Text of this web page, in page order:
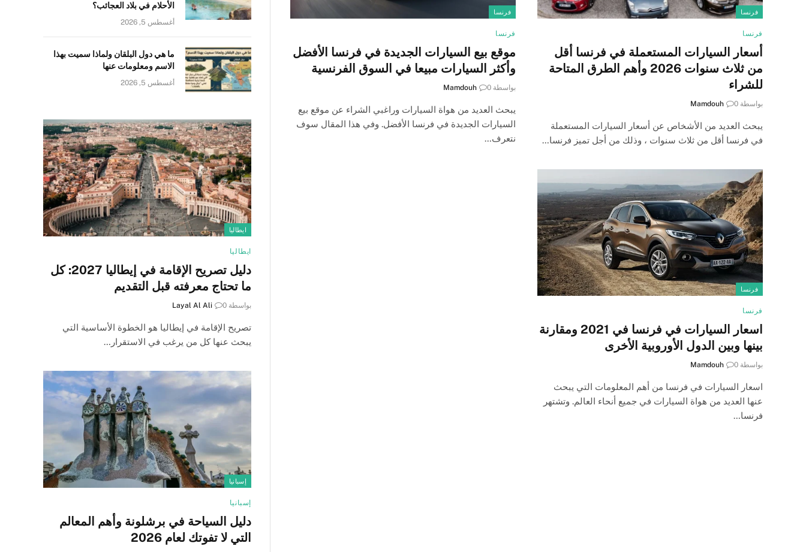
فرنسا
فرنسا
أسعار السيارات المستعملة في فرنسا أقل
من ثلاث سنوات 2026 وأهم الطرق المتاحة
للشراء
بواسطة Mamdouh 0
يبحث العديد من الأشخاص عن أسعار السيارات المستعملة
في فرنسا أقل من ثلاث سنوات ، وذلك من أجل تميز فرنسا…
فرنسا
فرنسا
موقع بيع السيارات الجديدة في فرنسا الأفضل
وأكثر السيارات مبيعا في السوق الفرنسية
بواسطة Mamdouh 0
يبحث العديد من هواة السيارات وراغبي الشراء عن موقع بيع
السيارات الجديدة في فرنسا الأفضل. وفي هذا المقال سوف
نتعرف…
فرنسا
فرنسا
اسعار السيارات في فرنسا في 2021 ومقارنة
بينها وبين الدول الأوروبية الأخرى
بواسطة Mamdouh 0
اسعار السيارات في فرنسا من أهم المعلومات التي يبحث
عنها العديد من هواة السيارات في جميع أنحاء العالم. وتشتهر
فرنسا…
الأحلام في بلاد العجائب؟
أغسطس 5, 2026
ما هي دول البلقان ولماذا سميت بهذا
الاسم ومعلومات عنها
أغسطس 5, 2026
ايطاليا
ايطاليا
دليل تصريح الإقامة في إيطاليا 2027: كل
ما تحتاج معرفته قبل التقديم
بواسطة Layal Al Ali 0
تصريح الإقامة في إيطاليا هو الخطوة الأساسية التي
يبحث عنها كل من يرغب في الاستقرار…
إسبانيا
إسبانيا
دليل السياحة في برشلونة وأهم المعالم
التي لا تفوتك لعام 2026